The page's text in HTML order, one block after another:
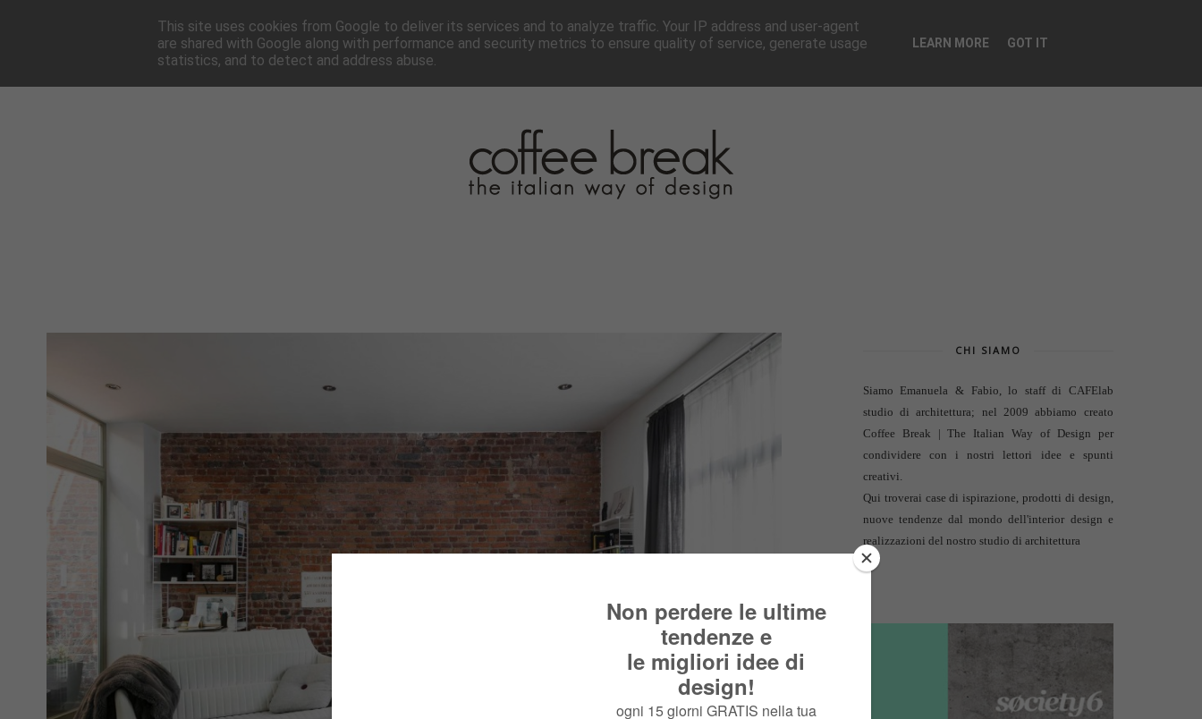
HOME NEWSLETTER CHI SIAMO▼ PAGINE▼ COLLABORA PRESS CONTATTI
CHI SIAMO
Siamo Emanuela & Fabio, lo staff di CAFElab
studio di architettura; nel 2009 abbiamo creato
Coffee Break | The Italian Way of Design per
condividere con i nostri lettori idee e spunti
creativi.
Qui troverai case di ispirazione, prodotti di design,
nuove tendenze dal mondo dell'interior design e
realizzazioni del nostro studio di architettura
This site uses cookies from Google to deliver its services and to analyze traffic. Your IP address and user-agent
are shared with Google along with performance and security metrics to ensure quality of service, generate usage
statistics, and to detect and address abuse.
LEARN MORE GOT IT